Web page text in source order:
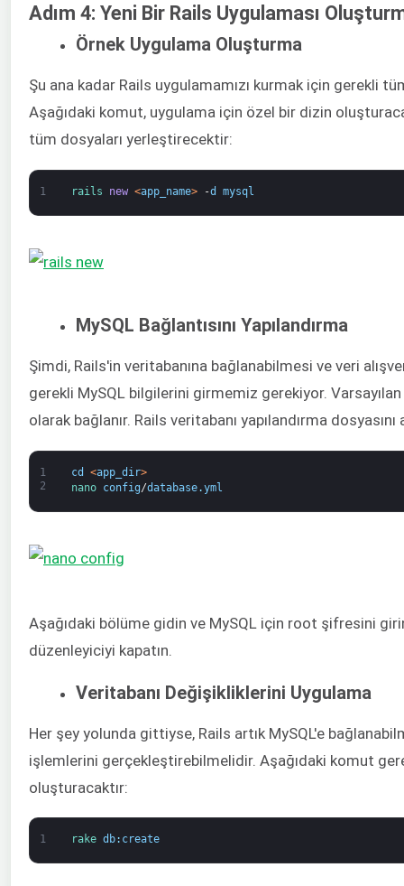
Adım 4: Yeni Bir Rails Uygulaması
Örnek Uygulama Oluşturma
Şu ana kadar Rails uygulamamızı kurmak için gerekli
Aşağıdaki komut, uygulama için özel bir dizin
tüm dosyaları yerleştirecektir:
1 rails new <app_name> -d mysql
MySQL Bağlantısını Yapılandırma
Şimdi, Rails'in veritabanına bağlanabilmesi ve veri
gerekli MySQL bilgilerini girmemiz gerekiyor.
olarak bağlanır. Rails veritabanı yapılandırma dosyasını
1
2
cd <app_dir>
nano config/database.yml
Aşağıdaki bölüme gidin ve MySQL için root şifresini
düzenleyiciyi kapatın.
Veritabanı Değişikliklerini Uygulama
Her şey yolunda gittiyse, Rails artık MySQL'e
işlemlerini gerçekleştirebilmelidir. Aşağıdaki komut
oluşturacaktır:
1 rake db: create